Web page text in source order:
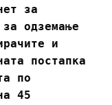
за
одземање
и
постапка
по
45